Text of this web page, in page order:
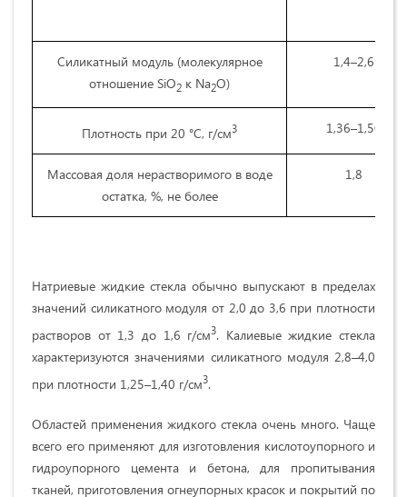
Силикатный модуль (молекулярное
отношение SiO2 к Na2O)
1,4–2,6
Плотность при 20 °С, г/см3 1,36–1,50
Массовая доля нерастворимого в воде
остатка, %, не более
1,8
Натриевые жидкие стекла обычно выпускают в пределах
значений силикатного модуля от 2,0 до 3,6 при плотности
растворов от 1,3 до 1,6 г/см3. Калиевые жидкие стекла
характеризуются значениями силикатного модуля 2,8–4,0
при плотности 1,25–1,40 г/см3.
Областей применения жидкого стекла очень много. Чаще
всего его применяют для изготовления кислотоупорного и
гидроупорного цемента и бетона, для пропитывания
тканей, приготовления огнеупорных красок и покрытий по